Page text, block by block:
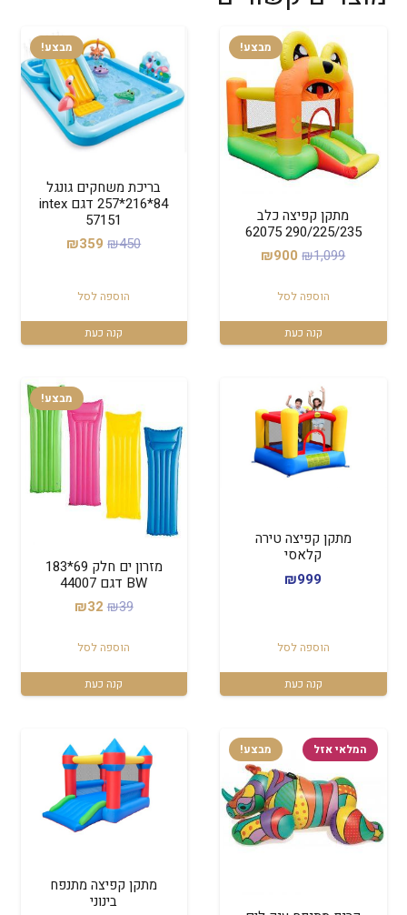
מבצע!
מתקן קפיצה כלב
290/225/235 62075
₪1,099
המחיר
היה:
₪1,099.
₪900
המחיר
₪900.
הוספה לסל
קנה כעת
מבצע!
בריכת משחקים גונגל
84*216*257 דגם intex
57151
₪450
המחיר
היה:
₪359
המחיר
הוספה לסל
קנה כעת
מתקן קפיצה טירה
קלאסי
₪999
הוספה לסל
קנה כעת
מבצע!
מזרון ים חלק 69*183
BW דגם 44007
₪39
המחיר
היה:
₪39.
₪32
₪32.
הוספה לסל
קנה כעת
מבצע! המלאי אזל
מתקן קפיצה מתנפח
בינוני